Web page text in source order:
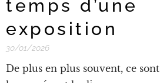
temps d’une
exposition
30/01/2026
De plus en plus souvent, ce sont